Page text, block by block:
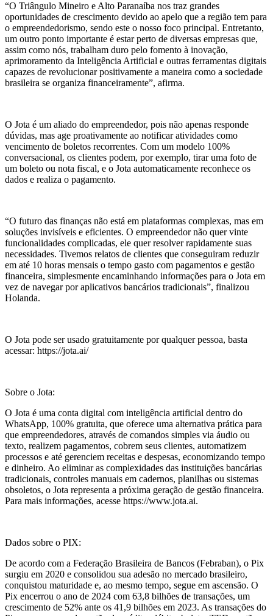
“O Triângulo Mineiro e Alto Paranaíba nos traz grandes
oportunidades de crescimento devido ao apelo que a região tem para
o empreendedorismo, sendo este o nosso foco principal. Entretanto,
um outro ponto importante é estar perto de diversas empresas que,
assim como nós, trabalham duro pelo fomento à inovação,
aprimoramento da Inteligência Artificial e outras ferramentas digitais
capazes de revolucionar positivamente a maneira como a sociedade
brasileira se organiza financeiramente”, afirma.
O Jota é um aliado do empreendedor, pois não apenas responde
dúvidas, mas age proativamente ao notificar atividades como
vencimento de boletos recorrentes. Com um modelo 100%
conversacional, os clientes podem, por exemplo, tirar uma foto de
um boleto ou nota fiscal, e o Jota automaticamente reconhece os
dados e realiza o pagamento.
“O futuro das finanças não está em plataformas complexas, mas em
soluções invisíveis e eficientes. O empreendedor não quer vinte
funcionalidades complicadas, ele quer resolver rapidamente suas
necessidades. Tivemos relatos de clientes que conseguiram reduzir
em até 10 horas mensais o tempo gasto com pagamentos e gestão
financeira, simplesmente encaminhando informações para o Jota em
vez de navegar por aplicativos bancários tradicionais”, finalizou
Holanda.
O Jota pode ser usado gratuitamente por qualquer pessoa, basta
acessar: https://jota.ai/
Sobre o Jota:
O Jota é uma conta digital com inteligência artificial dentro do
WhatsApp, 100% gratuita, que oferece uma alternativa prática para
que empreendedores, através de comandos simples via áudio ou
texto, realizem pagamentos, cobrem seus clientes, automatizem
processos e até gerenciem receitas e despesas, economizando tempo
e dinheiro. Ao eliminar as complexidades das instituições bancárias
tradicionais, controles manuais em cadernos, planilhas ou sistemas
obsoletos, o Jota representa a próxima geração de gestão financeira.
Para mais informações, acesse https://www.jota.ai.
Dados sobre o PIX:
De acordo com a Federação Brasileira de Bancos (Febraban), o Pix
surgiu em 2020 e consolidou sua adesão no mercado brasileiro,
conquistou maturidade e, ao mesmo tempo, segue em ascensão. O
Pix encerrou o ano de 2024 com 63,8 bilhões de transações, um
crescimento de 52% ante os 41,9 bilhões em 2023. As transações do